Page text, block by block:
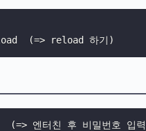
(=> reload 하기 )
(=> 엔터친 후 비밀번호 입력